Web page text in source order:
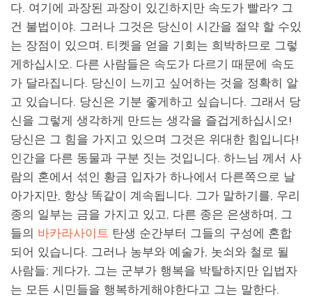
다. 여기에 과장된 과장이 있긴하지만 속도가 빨라? 그
건 불법이야. 그러나 그것은 당신이 시간을 절약 할 수있
는 장점이 있으며, 티켓을 얻을 기회는 희박하므로 그렇
게하십시오. 다른 사람들은 속도가 다르기 때문에 속도
가 달라집니다. 당신이 느끼고 싶어하는 것을 정확히 알
고 있습니다. 당신은 기분 좋게하고 싶습니다. 그래서 당
신을 그렇게 생각하게 만드는 생각을 즐겁게하십시오!
당신은 그 힘을 가지고 있으며 그것은 위대한 힘입니다!
인간을 다른 동물과 구분 짓는 것입니다. 하느님 께서 사
람의 혼에서 섞인 황금 입자가 하나에서 다른쪽으로 날
아가지만, 항상 똑같이 계속됩니다. 그가 말하기를, 우리
종의 일부는 금을 가지고 있고, 다른 종은 은생하며, 그
들의 바카라사이트 탄생 순간부터 그들의 구성에 혼합
되어 있습니다. 그러나 농부와 예술가, 놋쇠와 철로 될
사람들; 게다가, 그는 군부가 행복을 박탈하지만 입법자
는 모든 시민들을 행복하게해야한다고 그는 말한다.